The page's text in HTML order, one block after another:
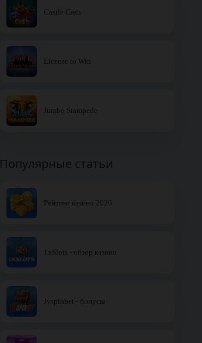
Castle Cash
License to Win
Jumbo Stampede
Популярные статьи
Рейтинг казино 2026
1xSlots - обзор казино
Jvspinbet - бонусы